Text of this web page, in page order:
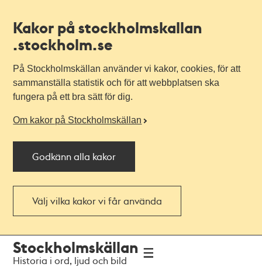
Kakor på stockholmskallan
.stockholm.se
På Stockholmskällan använder vi kakor, cookies, för att
sammanställa statistik och för att webbplatsen ska
fungera på ett bra sätt för dig.
Om kakor på Stockholmskällan
Godkänn alla kakor
Välj vilka kakor vi får använda
navigationen
huvudinnehållet
Stockholmskällan
Historia i ord, ljud och bild